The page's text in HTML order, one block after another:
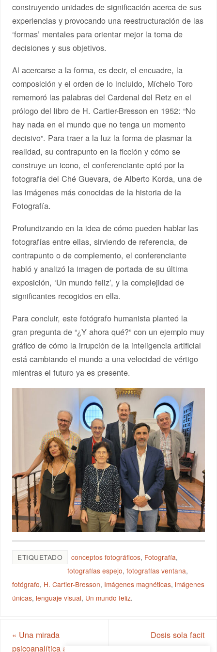
construyendo unidades de significación acerca de sus
experiencias y provocando una reestructuración de las
‘formas’ mentales para orientar mejor la toma de
decisiones y sus objetivos.
Al acercarse a la forma, es decir, el encuadre, la
composición y el orden de lo incluido, Míchelo Toro
rememoró las palabras del Cardenal del Retz en el
prólogo del libro de H. Cartier-Bresson en 1952: “No
hay nada en el mundo que no tenga un momento
decisivo”. Para traer a la luz la forma de plasmar la
realidad, su contrapunto en la ficción y cómo se
construye un icono, el conferenciante optó por la
fotografía del Ché Guevara, de Alberto Korda, una de
las imágenes más conocidas de la historia de la
Fotografía.
Profundizando en la idea de cómo pueden hablar las
fotografías entre ellas, sirviendo de referencia, de
contrapunto o de complemento, el conferenciante
habló y analizó la imagen de portada de su última
exposición, ‘Un mundo feliz’, y la complejidad de
significantes recogidos en ella.
Para concluir, este fotógrafo humanista planteó la
gran pregunta de “¿Y ahora qué?” con un ejemplo muy
gráfico de cómo la irrupción de la inteligencia artificial
está cambiando el mundo a una velocidad de vértigo
mientras el futuro ya es presente.
ETIQUETADO conceptos fotográficos, Fotografía,
fotografías espejo,fotografías ventana,
fotógrafo, H. Cartier-Bresson, Imágenes magnéticas,imágenes
únicas, lenguaje visual, Un mundo feliz.
« Una mirada
psicoanalítica a la
Dosis sola facit